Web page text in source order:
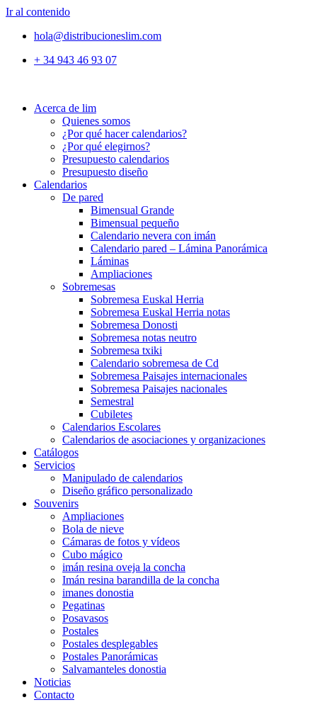
Ir al contenido
hola@distribucioneslim.com
+ 34 943 46 93 07
Acerca de lim
Quienes somos
¿Por qué hacer calendarios?
¿Por qué elegirnos?
Presupuesto calendarios
Presupuesto diseño
Calendarios
De pared
Bimensual Grande
Bimensual pequeño
Calendario nevera con imán
Calendario pared – Lámina Panorámica
Láminas
Ampliaciones
Sobremesas
Sobremesa Euskal Herria
Sobremesa Euskal Herria notas
Sobremesa Donosti
Sobremesa notas neutro
Sobremesa txiki
Calendario sobremesa de Cd
Sobremesa Paisajes internacionales
Sobremesa Paisajes nacionales
Semestral
Cubiletes
Calendarios Escolares
Calendarios de asociaciones y organizaciones
Catálogos
Servicios
Manipulado de calendarios
Diseño gráfico personalizado
Souvenirs
Ampliaciones
Bola de nieve
Cámaras de fotos y vídeos
Cubo mágico
imán resina oveja la concha
Imán resina barandilla de la concha
imanes donostia
Pegatinas
Posavasos
Postales
Postales desplegables
Postales Panorámicas
Salvamanteles donostia
Noticias
Contacto